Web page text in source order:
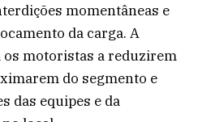
momentâneas e
da carga. A
motoristas a reduzirem
do segmento e
das equipes e da